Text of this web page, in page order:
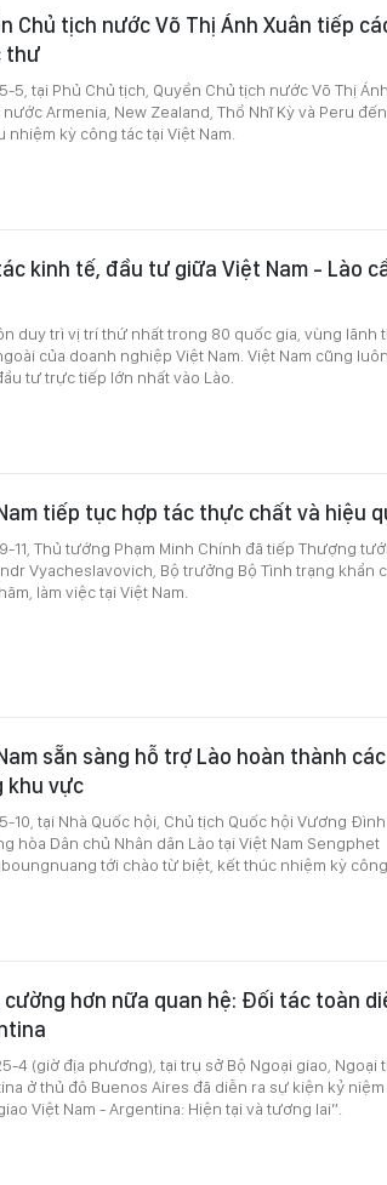
Chủ tịch nước Võ Thị Ánh Xuân tiếp
thư
5, tại Phủ Chủ tịch, Quyền Chủ tịch nước Võ Thị
nước Armenia, New Zealand, Thổ Nhĩ Kỳ và Peru
nhiệm kỳ công tác tại Việt Nam.
kinh tế, đầu tư giữa Việt Nam - Lào
duy trì vị trí thứ nhất trong 80 quốc gia, vùng lãnh
của doanh nghiệp Việt Nam. Việt Nam cũng
tư trực tiếp lớn nhất vào Lào.
tiếp tục hợp tác thực chất và hiệu
11, Thủ tướng Phạm Minh Chính đã tiếp Thượng
Vyacheslavovich, Bộ trưởng Bộ Tình trạng khẩn
làm việc tại Việt Nam.
sẵn sàng hỗ trợ Lào hoàn thành
khu vực
10, tại Nhà Quốc hội, Chủ tịch Quốc hội Vương
hòa Dân chủ Nhân dân Lào tại Việt Nam Sengphet
tới chào từ biệt, kết thúc nhiệm kỳ công
cường hơn nữa quan hệ: Đối tác toàn
4 (giờ địa phương), tại trụ sở Bộ Ngoại giao, Ngoại
ở thủ đô Buenos Aires đã diễn ra sự kiện kỷ
Việt Nam - Argentina: Hiện tại và tương lai”.